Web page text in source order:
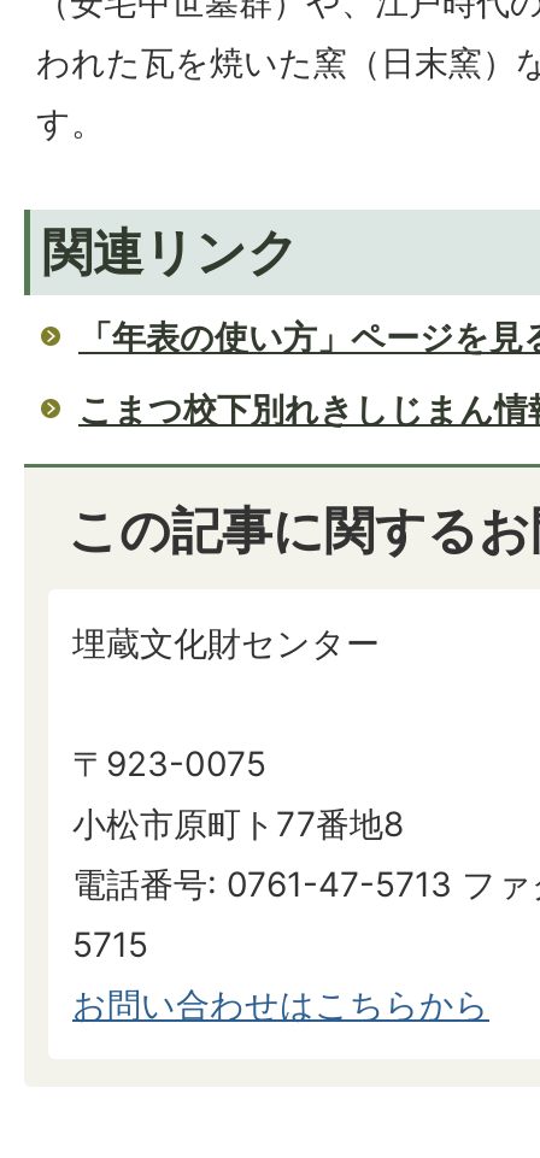
われた瓦を焼いた窯（日末窯）
す。
関連リンク
「年表の使い方」ページを見
こまつ校下別れきしじまん
この記事に関する
埋蔵文化財センター
〒923-0075
小松市原町ト77番地8
電話番号: 0761-47-5713 フ
5715
お問い合わせはこちらから